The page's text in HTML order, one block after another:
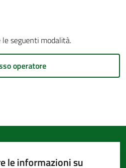
seguenti modalità.
operatore
le informazioni su